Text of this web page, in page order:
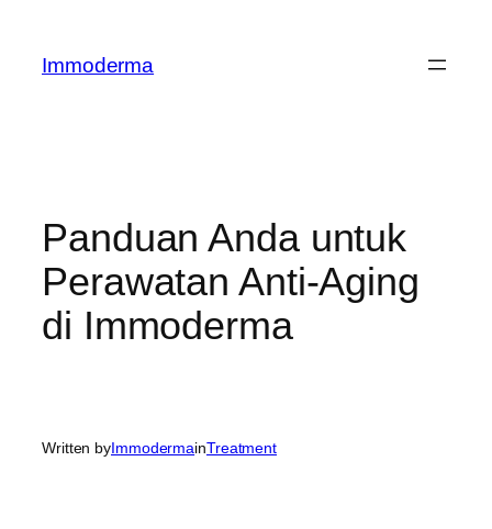
Immoderma
Panduan Anda untuk
Perawatan Anti-Aging
di Immoderma
Written byImmodermainTreatment